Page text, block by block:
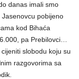
danas imali smo
pobijeno
kod Bihaća
pa Prebilovci…
slobodu koju su
razgovorima sa